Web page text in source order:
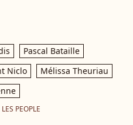
Pascal Bataille
Niclo
Mélissa Theuriau
PEOPLE